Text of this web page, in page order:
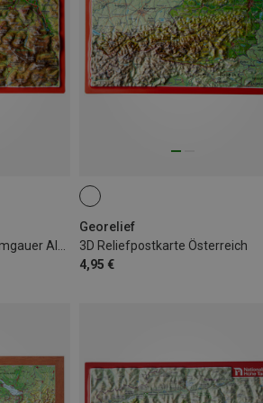
Georelief
3D Reliefpostkarte Österreich
4,95 €